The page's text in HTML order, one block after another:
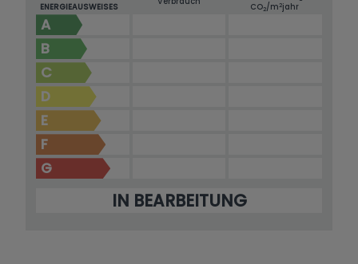
ENERGIEAUSWEISES
CO2/m2jahr
A
B
C
D
E
F
G
IN BEARBEITUNG